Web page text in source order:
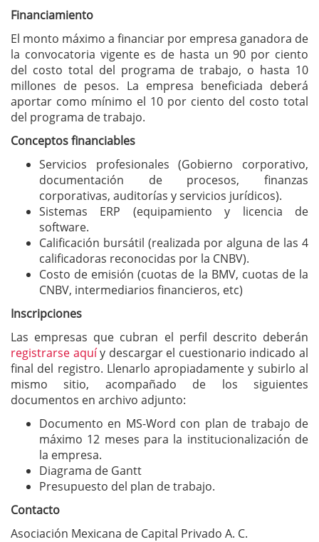
Financiamiento
El monto máximo a financiar por empresa ganadora de
la convocatoria vigente es de hasta un 90 por ciento
del costo total del programa de trabajo, o hasta 10
millones de pesos. La empresa beneficiada deberá
aportar como mínimo el 10 por ciento del costo total
del programa de trabajo.
Conceptos financiables
Servicios profesionales (Gobierno corporativo,
documentación de procesos, finanzas
corporativas, auditorías y servicios jurídicos).
Sistemas ERP (equipamiento y licencia de
software.
Calificación bursátil (realizada por alguna de las 4
calificadoras reconocidas por la CNBV).
Costo de emisión (cuotas de la BMV, cuotas de la
CNBV, intermediarios financieros, etc)
Inscripciones
Las empresas que cubran el perfil descrito deberán
registrarse aquíy descargar el cuestionario indicado al
final del registro. Llenarlo apropiadamente y subirlo al
mismo sitio, acompañado de los siguientes
documentos en archivo adjunto:
Documento en MS-Word con plan de trabajo de
máximo 12 meses para la institucionalización de
la empresa.
Diagrama de Gantt
Presupuesto del plan de trabajo.
Contacto
Asociación Mexicana de Capital Privado A. C.